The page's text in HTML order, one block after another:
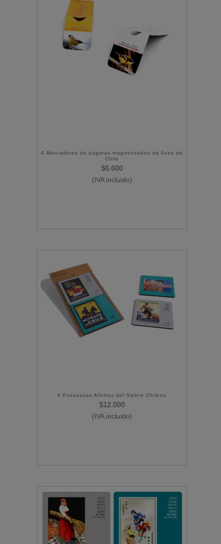
4 Marcadores de páginas magnetizados de Aves de
Chile
$6.600
(IVA incluido)
4 Posavasos Afiches del Salitre Chileno
$12.000
(IVA incluido)